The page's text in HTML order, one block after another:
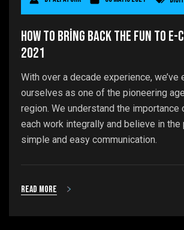
How to Bring Back the Fun to E-
2021
With over a decade experience, we’ve
ourselves as one of the pioneering
region. We understand the importance
each work integrally and believe in
simple and easy communication.
Read more